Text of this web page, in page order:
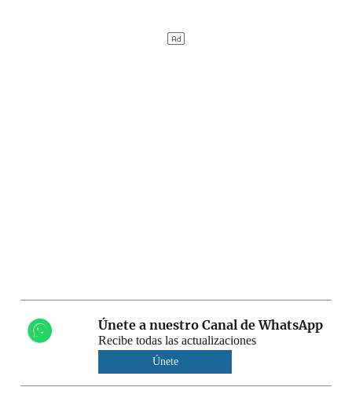
Únete a nuestro Canal de WhatsApp
Recibe todas las actualizaciones
Únete